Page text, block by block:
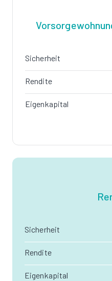
Sicherheit
Rendite
Eigenkapital
Sicherheit
Rendite
Eigenkapital